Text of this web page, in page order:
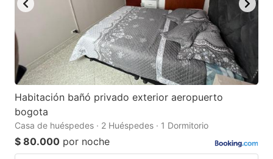
Habitación bañó privado exterior aeropuerto
bogota
Casa de huéspedes · 2 Huéspedes · 1 Dormitorio
$ 80.000 por noche